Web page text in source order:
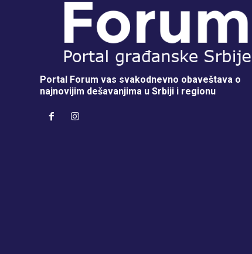
Portal Forum vas svakodnevno obaveštava o
najnovijim dešavanjima u Srbiji i regionu